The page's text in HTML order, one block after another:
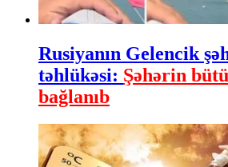
Rusiyanın Gelencik
təhlükəsi: Şəhərin
bağlanıb